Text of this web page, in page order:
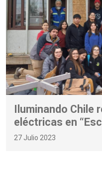
Iluminando Chile
eléctricas en
27 Julio 2023